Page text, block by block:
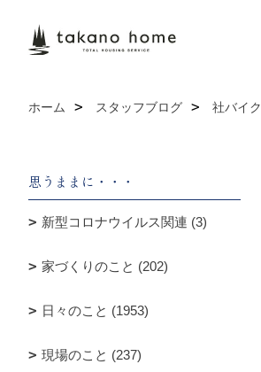
ホーム スタッフブログ 社バイク
思うままに・・・
新型コロナウイルス関連 (3)
家づくりのこと (202)
日々のこと (1953)
現場のこと (237)